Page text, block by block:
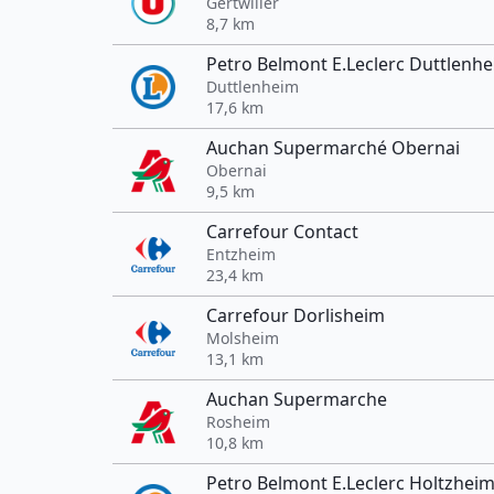
8,7 km
Petro Belmont E.Leclerc
Duttlenheim
17,6 km
Auchan Supermarché Obernai
Obernai
9,5 km
Carrefour Contact
Entzheim
23,4 km
Carrefour Dorlisheim
Molsheim
13,1 km
Auchan Supermarche
Rosheim
10,8 km
Petro Belmont E.Leclerc Holtzheim